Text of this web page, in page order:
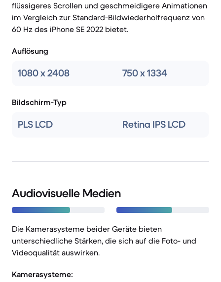
flüssigeres Scrollen und geschmeidigere Animationen
im Vergleich zur Standard-Bildwiederholfrequenz von
60 Hz des iPhone SE 2022 bietet.
Auflösung
1080 x 2408 750 x 1334
Bildschirm-Typ
PLS LCD Retina IPS LCD
Audiovisuelle Medien
Die Kamerasysteme beider Geräte bieten
unterschiedliche Stärken, die sich auf die Foto- und
Videoqualität auswirken.
Kamerasysteme: